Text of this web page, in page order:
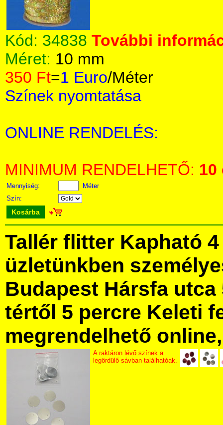
Kód: 34838 További
Méret: 10 mm
350 Ft=1 Euro/Méter
Színek nyomtatása
ONLINE RENDELÉS:
MINIMUM RENDELHETŐ: 10
Mennyiség:
Méter
Szín:
Kosárba
Tallér flitter Kapható
üzletünkben
Budapest Hársfa utca
tértől 5 percre Keleti
megrendelhető
A raktáron lévő színek a
legördülő sávban találhatóak.